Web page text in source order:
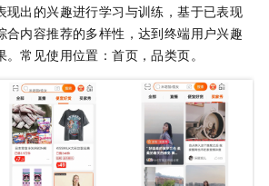
现出的兴趣进行学习与训练，基于已表现
合内容推荐的多样性，达到终端用户兴趣
常见使用位置：首页，品类页。